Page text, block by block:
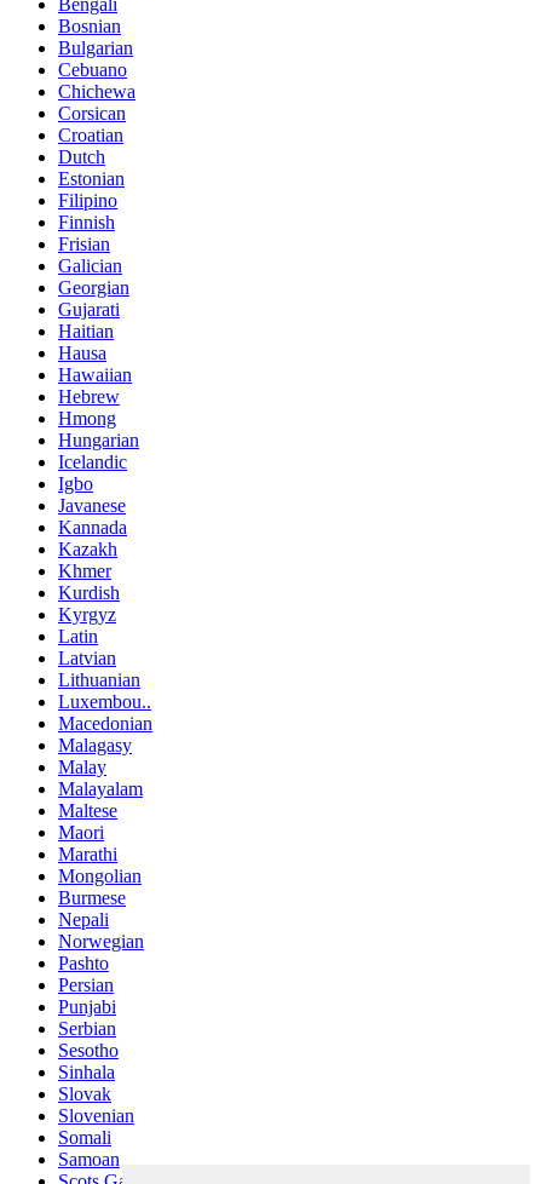
Bengali
Bosnian
Bulgarian
Cebuano
Chichewa
Corsican
Croatian
Dutch
Estonian
Filipino
Finnish
Frisian
Galician
Georgian
Gujarati
Haitian
Hausa
Hawaiian
Hebrew
Hmong
Hungarian
Icelandic
Igbo
Javanese
Kannada
Kazakh
Khmer
Kurdish
Kyrgyz
Latin
Latvian
Lithuanian
Luxembou..
Macedonian
Malagasy
Malay
Malayalam
Maltese
Maori
Marathi
Mongolian
Burmese
Nepali
Norwegian
Pashto
Persian
Punjabi
Serbian
Sesotho
Sinhala
Slovak
Slovenian
Somali
Samoan